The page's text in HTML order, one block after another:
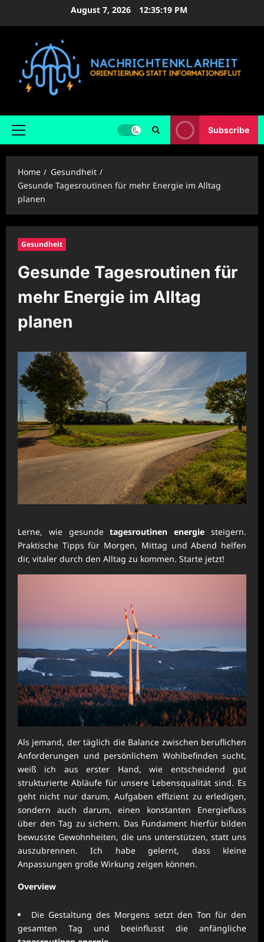
August 7, 2026 12:35:20 PM
Primary
Subscribe
Home
Gesundheit
Gesunde Tagesroutinen für mehr Energie im Alltag
planen
Gesundheit
Gesunde Tagesroutinen für
mehr Energie im Alltag
planen
Lerne, wie gesundetagesroutinen energie steigern.
Praktische Tipps für Morgen, Mittag und Abend helfen
dir, vitaler durch den Alltag zu kommen. Starte jetzt!
Als jemand, der täglich die Balance zwischen beruflichen
Anforderungen und persönlichem Wohlbefinden sucht,
weiß ich aus erster Hand, wie entscheidend gut
strukturierte Abläufe für unsere Lebensqualität sind. Es
geht nicht nur darum, Aufgaben effizient zu erledigen,
sondern auch darum, einen konstanten Energiefluss
über den Tag zu sichern. Das Fundament hierfür bilden
bewusste Gewohnheiten, die uns unterstützen, statt uns
auszubrennen. Ich habe gelernt, dass kleine
Anpassungen große Wirkung zeigen können.
Overview
Die Gestaltung des Morgens setzt den Ton für den
gesamten Tag und beeinflusst die anfängliche